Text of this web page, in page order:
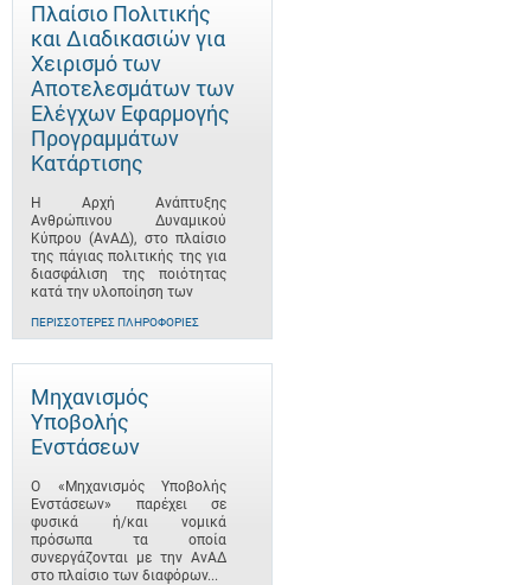
Πλαίσιο Πολιτικής
και Διαδικασιών για
Χειρισμό των
Αποτελεσμάτων των
Ελέγχων Εφαρμογής
Προγραμμάτων
Κατάρτισης
Η Αρχή Ανάπτυξης
Ανθρώπινου Δυναμικού
Κύπρου (ΑνΑΔ), στο πλαίσιο
της πάγιας πολιτικής της για
διασφάλιση της ποιότητας
κατά την υλοποίηση των
ΠΕΡΙΣΣΌΤΕΡΕΣ ΠΛΗΡΟΦΟΡΊΕΣ
Μηχανισμός
Υποβολής
Ενστάσεων
Ο «Μηχανισμός Υποβολής
Ενστάσεων» παρέχει σε
φυσικά ή/και νομικά
πρόσωπα τα οποία
συνεργάζονται με την ΑνΑΔ
στο πλαίσιο των διαφόρων...